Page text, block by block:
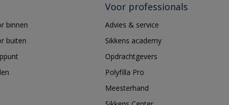
binnen
buiten
Voor professionals
Advies & service
Sikkens academy
Opdrachtgevers
Polyfilla Pro
Meesterhand